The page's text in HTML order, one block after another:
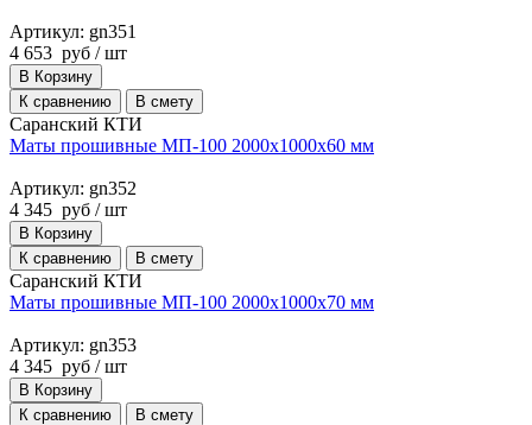
Артикул: gn351
4 653 руб / шт
В Корзину
К сравнению
В смету
Саранский КТИ
Маты прошивные МП-100 2000х1000х60 мм
Артикул: gn352
4 345 руб / шт
В Корзину
К сравнению
В смету
Саранский КТИ
Маты прошивные МП-100 2000х1000х70 мм
Артикул: gn353
4 345 руб / шт
В Корзину
К сравнению
В смету